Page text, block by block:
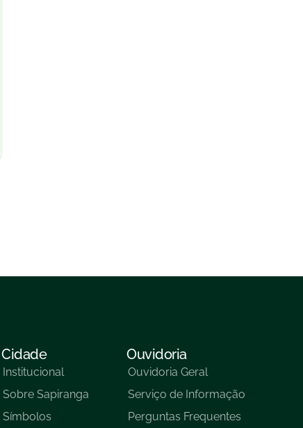
Cidade
Institucional
Sobre Sapiranga
Símbolos
Ouvidoria
Ouvidoria Geral
Serviço de Informação
Perguntas Frequentes